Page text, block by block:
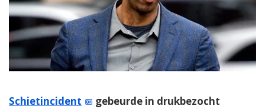
Schietincident
gebeurde in drukbezocht